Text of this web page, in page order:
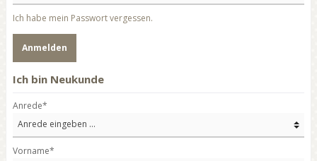
Ich habe mein Passwort vergessen.
Anmelden
Ich bin Neukunde
Anrede*
Vorname*